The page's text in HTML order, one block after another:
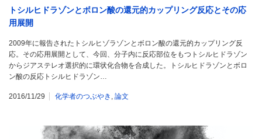
トシルヒドラゾンとボロン酸の還元的カップリング反応とその応
用展開
2009年に報告されたトシルヒゾラゾンとボロン酸の還元的カップリング反
応。その応用展開として、今回、分子内に反応部位をもつトシルヒドラゾン
からジアステレオ選択的に環状化合物を合成した。トシルヒドラゾンとボロ
ン酸の反応トシルヒドラゾン…
2016/11/29 化学者のつぶやき , 論文